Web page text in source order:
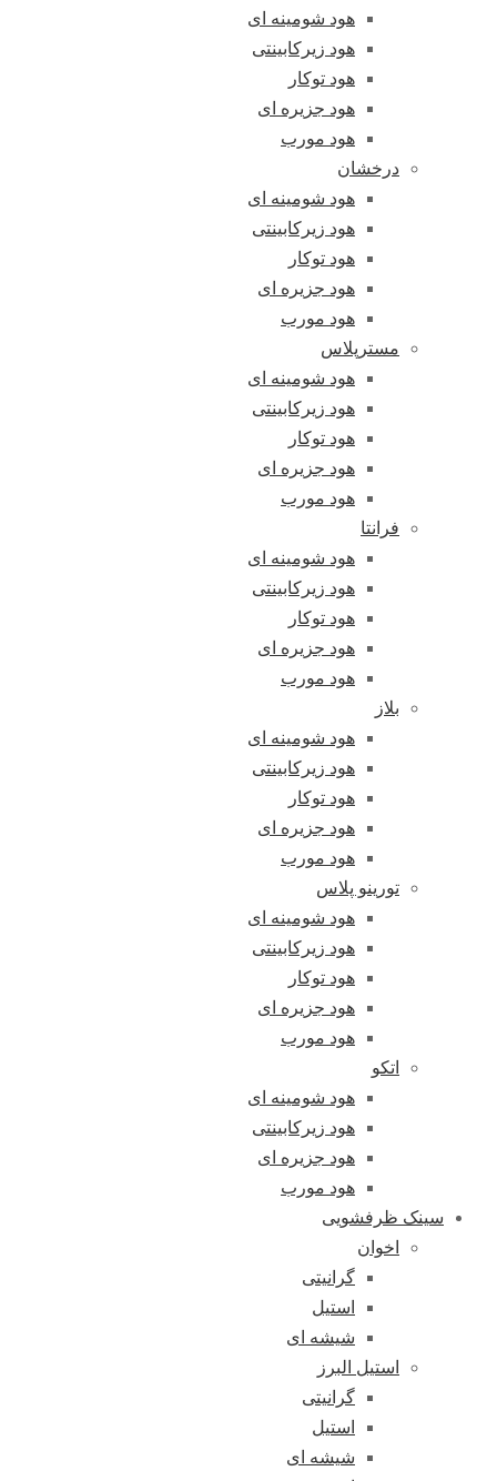
هود شومینه ای
هود زیرکابینتی
هود توکار
هود جزیره ای
هود مورب
درخشان
هود شومینه ای
هود زیرکابینتی
هود توکار
هود جزیره ای
هود مورب
مسترپلاس
هود شومینه ای
هود زیرکابینتی
هود توکار
هود جزیره ای
هود مورب
فرانتا
هود شومینه ای
هود زیرکابینتی
هود توکار
هود جزیره ای
هود مورب
بلاز
هود شومینه ای
هود زیرکابینتی
هود توکار
هود جزیره ای
هود مورب
تورینو پلاس
هود شومینه ای
هود زیرکابینتی
هود توکار
هود جزیره ای
هود مورب
اتکو
هود شومینه ای
هود زیرکابینتی
هود جزیره ای
هود مورب
سینک ظرفشویی
اخوان
گرانیتی
استیل
شیشه ای
استیل البرز
گرانیتی
استیل
شیشه ای